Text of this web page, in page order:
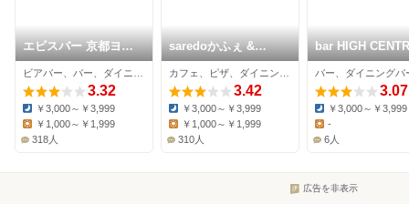
エビスバー 京都ヨド
バシ店
3.32
Dinner:
￥3,000～￥3,999
￥1,000～￥1,999
318人
saredoかふぇ &
DINING 京都店
3.42
Dinner:
￥3,000～￥3,999
￥1,000～￥1,999
310人
bar HIGH
バー、ダイニングバ
3.07
Dinner:
￥3,000～￥3,999
Lunch:
-
6人
広告を非表示